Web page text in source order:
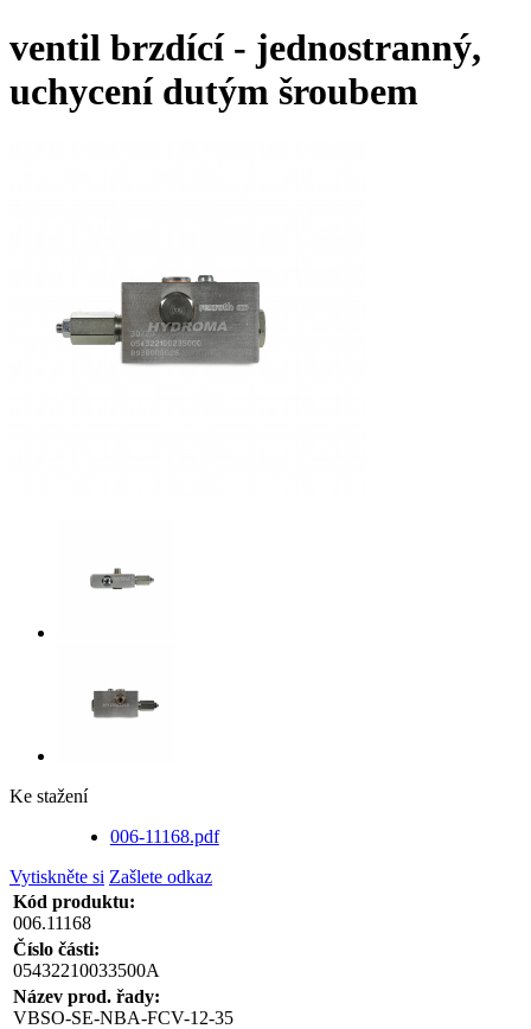
ventil brzdící - jednostranný,
uchycení dutým šroubem
Ke stažení
006-11168.pdf
Vytiskněte si Zašlete odkaz
Kód produktu:
006.11168
Číslo části:
05432210033500A
Název prod. řady:
VBSO-SE-NBA-FCV-12-35